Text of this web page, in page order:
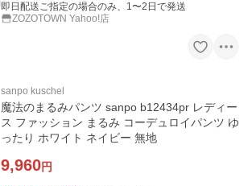
即日配送ご指定の場合のみ、1〜2日で発送
ZOZOTOWN Yahoo!店
sanpo kuschel
魔法のまるみパンツ sanpo b12434pr レディー
ス ファッション まるみ コーデュロイパンツ ゆ
ったり ホワイト ネイビー 無地
9,960円